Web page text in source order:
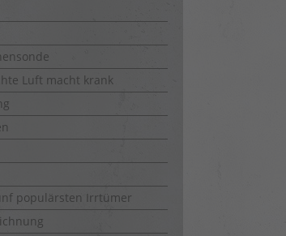
Luft macht krank
populärsten Irrtümer